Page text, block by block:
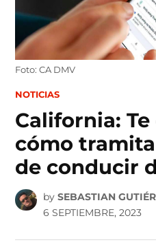
Foto: CA DMV
POSTED
NOTICIAS
California:
cómo
de conducir
by SEBASTIAN
6 SEPTIEMBRE, 2023